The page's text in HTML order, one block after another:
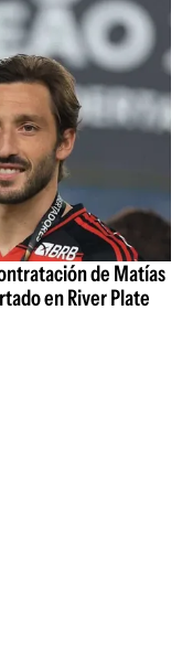
de Matías
en River Plate